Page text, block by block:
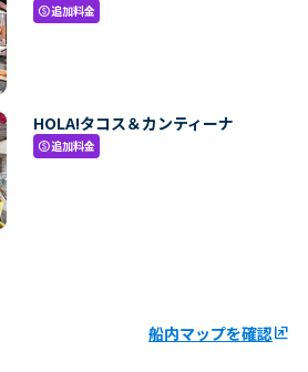
paid追加料金
HOLA!タコス＆カンティーナ
paid追加料金
船内マップを確認ungroup